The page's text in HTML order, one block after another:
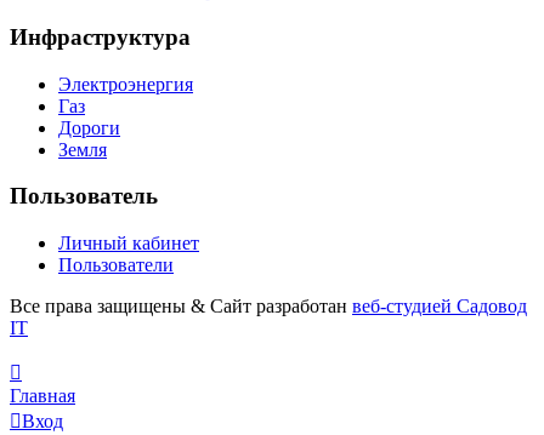
Инфраструктура
Электроэнергия
Газ
Дороги
Земля
Пользователь
Личный кабинет
Пользователи
Все права защищены & Сайт разработан веб-студией Садовод
IT
Главная
Вход